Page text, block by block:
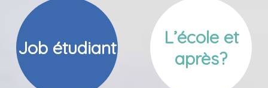
Job étudiant
L’école et
après?